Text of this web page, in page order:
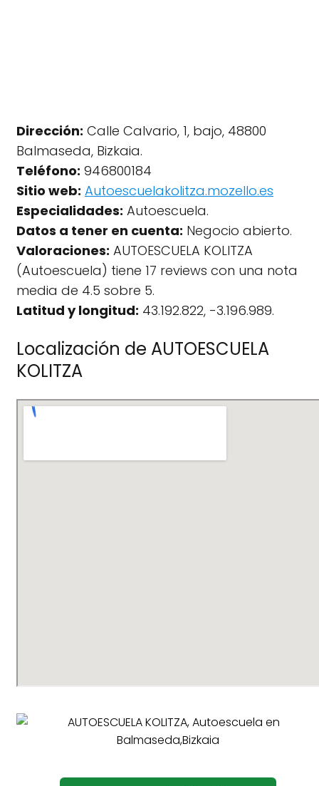
Dirección: Calle Calvario, 1, bajo, 48800
Balmaseda, Bizkaia.
Teléfono: 946800184
Sitio web: Autoescuelakolitza.mozello.es
Especialidades: Autoescuela.
Datos a tener en cuenta: Negocio abierto.
Valoraciones: AUTOESCUELA KOLITZA
(Autoescuela) tiene 17 reviews con una nota
media de 4.5 sobre 5.
Latitud y longitud: 43.192.822, -3.196.989.
Localización de AUTOESCUELA
KOLITZA